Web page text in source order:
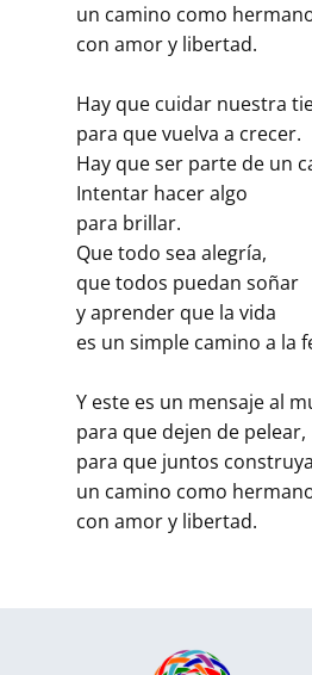
un camino como
con amor y libertad.
Hay que cuidar nuestra
para que vuelva a crecer.
Hay que ser parte de un
Intentar hacer algo
para brillar.
Que todo sea alegría,
que todos puedan soñar
y aprender que la vida
es un simple camino a la
Y este es un mensaje al
para que dejen de pelear,
para que juntos
un camino como
con amor y libertad.